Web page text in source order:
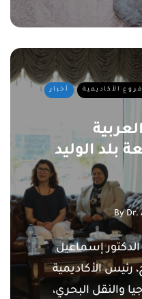
أخبار الأكاديمية
بلد الوليد
ByDr.
إسماعيل
رئيس الأكاديمية
والنقل البحري،